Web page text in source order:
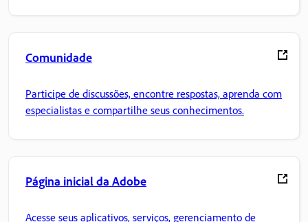
Comunidade
Participe de discussões, encontre respostas, aprenda com
especialistas e compartilhe seus conhecimentos.
Página inicial da Adobe
Acesse seus aplicativos, serviços, gerenciamento de